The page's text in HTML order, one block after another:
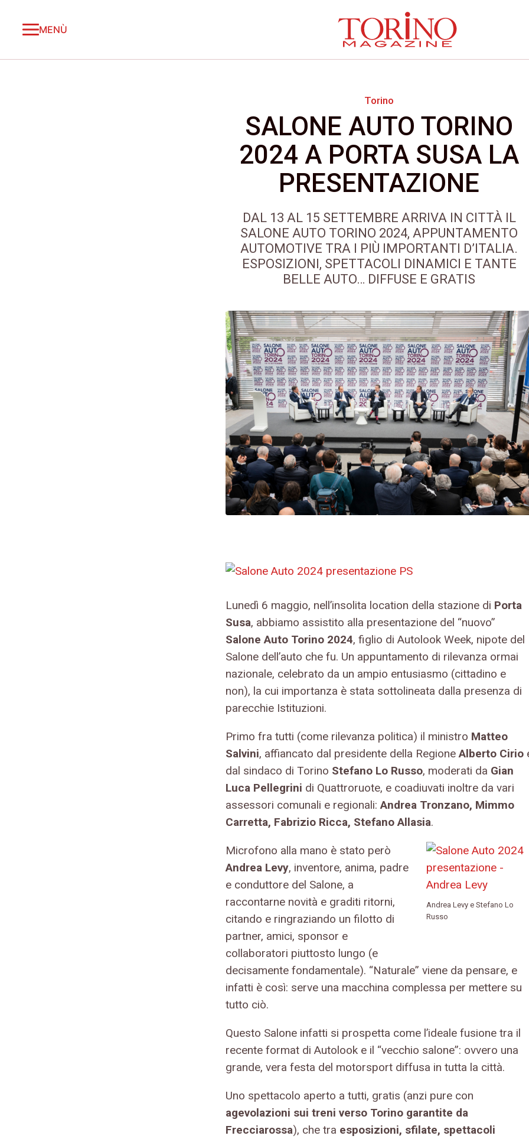
MENÙ
Torino
SALONE AUTO TORINO
2024 A PORTA SUSA LA
PRESENTAZIONE
DAL 13 AL 15 SETTEMBRE ARRIVA IN CITTÀ IL
SALONE AUTO TORINO 2024, APPUNTAMENTO
AUTOMOTIVE TRA I PIÙ IMPORTANTI D’ITALIA.
ESPOSIZIONI, SPETTACOLI DINAMICI E TANTE
BELLE AUTO… DIFFUSE E GRATIS
Lunedì 6 maggio, nell’insolita location della stazione di Porta
Susa, abbiamo assistito alla presentazione del “nuovo”
Salone Auto Torino 2024, figlio di Autolook Week, nipote del
Salone dell’auto che fu. Un appuntamento di rilevanza ormai
nazionale, celebrato da un ampio entusiasmo (cittadino e
non), la cui importanza è stata sottolineata dalla presenza di
parecchie Istituzioni.
Primo fra tutti (come rilevanza politica) il ministro Matteo
Salvini, affiancato dal presidente della RegioneAlberto Cirio
dal sindaco di Torino Stefano Lo Russo, moderati da Gian
Luca Pellegrini di Quattroruote, e coadiuvati inoltre da vari
assessori comunali e regionali:Andrea Tronzano, Mimmo
Carretta, Fabrizio Ricca, Stefano Allasia.
Andrea Levy e Stefano Lo
Russo
Microfono alla mano è stato però
Andrea Levy, inventore, anima, padre
e conduttore del Salone, a
raccontarne novità e graditi ritorni,
citando e ringraziando un filotto di
partner, amici, sponsor e
collaboratori piuttosto lungo (e
decisamente fondamentale). “Naturale” viene da pensare, e
infatti è così: serve una macchina complessa per mettere su
tutto ciò.
Questo Salone infatti si prospetta come l’ideale fusione tra il
recente format di Autolook e il “vecchio salone”: ovvero una
grande, vera festa del motorsport diffusa in tutta la città.
Uno spettacolo aperto a tutti, gratis (anzi pure con
agevolazioni sui treni verso Torino garantite da
Frecciarossa), che tra esposizioni, sfilate, spettacoli